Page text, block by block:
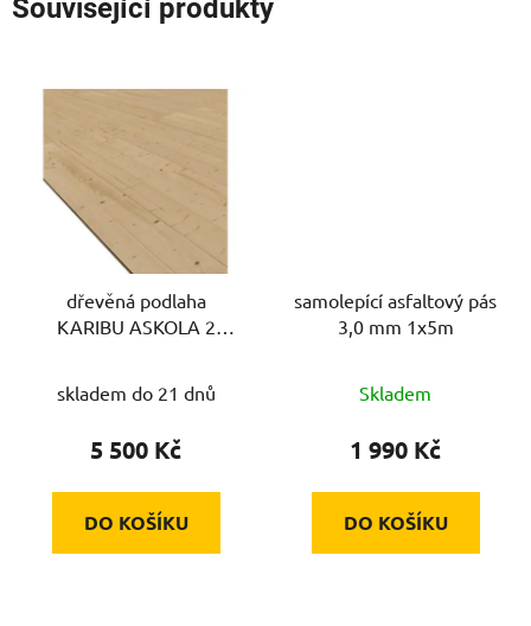
Související produkty
dřevěná podlaha
KARIBU ASKOLA 2
skladem do 21 dnů
5 500 Kč
DO KOŠÍKU
samolepící asfaltový pás
3,0 mm 1x5m
Skladem
1 990 Kč
DO KOŠÍKU